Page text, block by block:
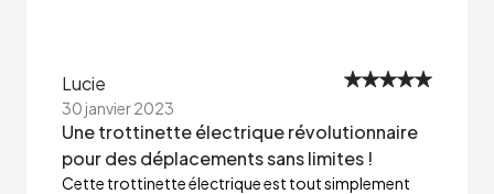
Lucie
30 janvier 2023
Une trottinette électrique révolutionnaire
pour des déplacements sans limites !
Cette trottinette électrique est tout simplement